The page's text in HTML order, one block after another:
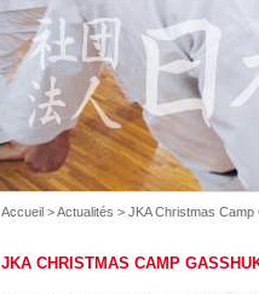
Accueil >Actualités > JKA Christmas Camp
JKA CHRISTMAS CAMP